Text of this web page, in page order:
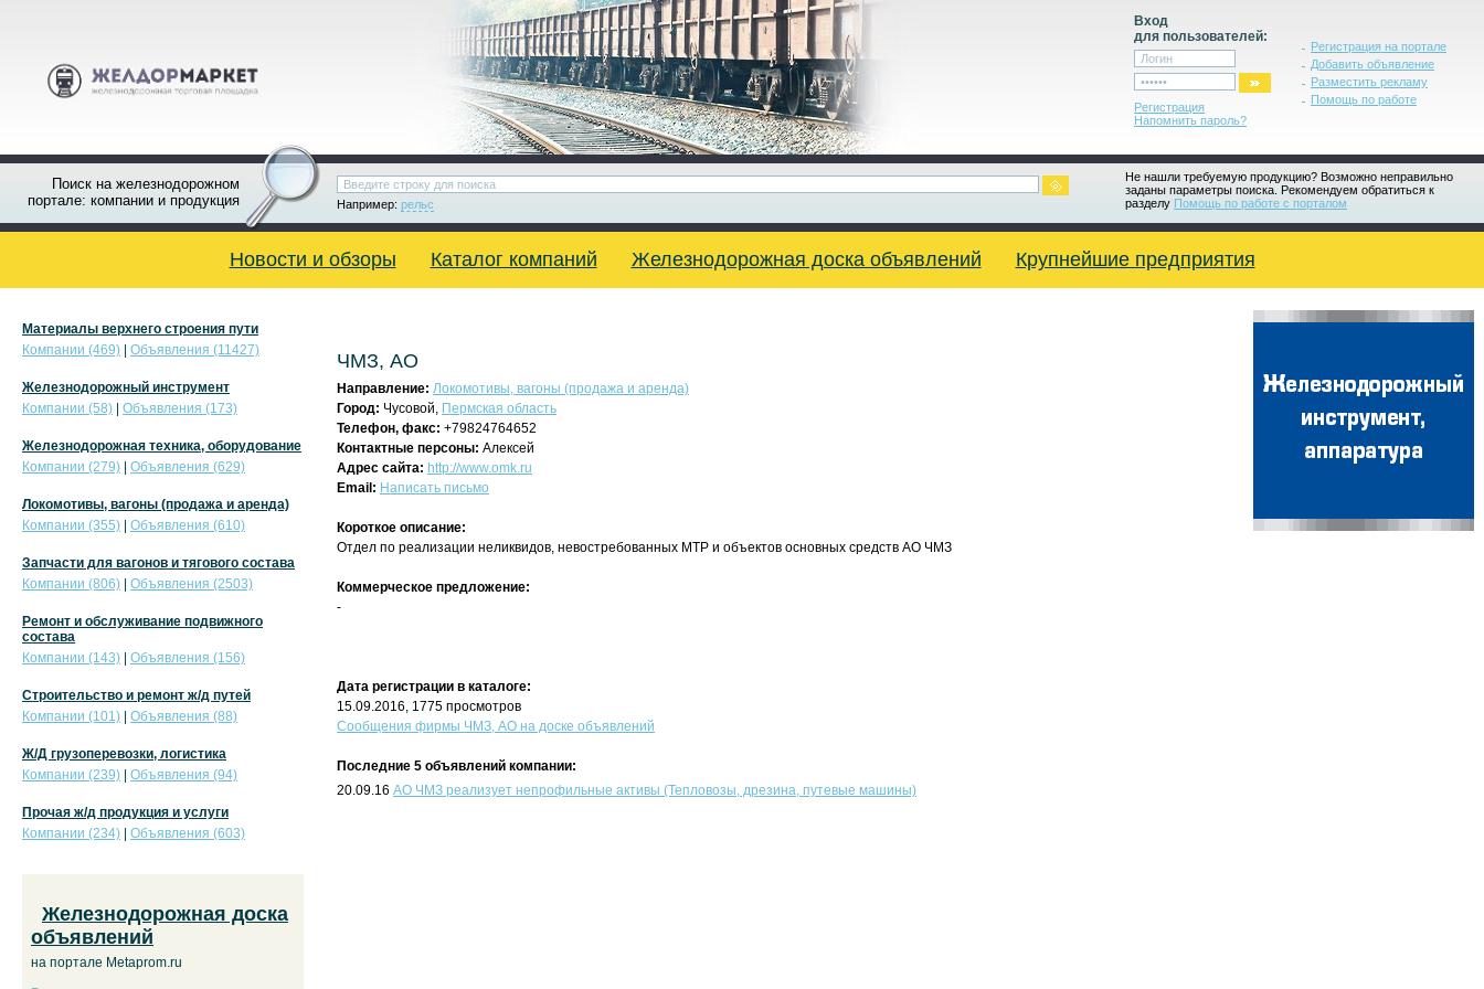
Вход
для пользователей:
Регистрация
Напомнить пароль?
Регистрация на портале
Добавить объявление
Разместить рекламу
Помощь по работе
Поиск на железнодорожном
портале: компании и продукция
Не нашли требуемую продукцию? Возможно неправильно
заданы параметры поиска. Рекомендуем обратиться к
разделу Помощь по работе с порталом
Например: рельс
Новости и обзоры Каталог компаний Железнодорожная доска объявлений Крупнейшие предприятия
ЧМЗ, АО
Направление: Локомотивы, вагоны (продажа и аренда)
Город: Чусовой, Пермская область
Телефон, факс: +79824764652
Контактные персоны: Алексей
Адрес сайта: http://www.omk.ru
Email: Написать письмо
Короткое описание:
Отдел по реализации неликвидов, невостребованных МТР и объектов основных средств АО ЧМЗ
Коммерческое предложение:
-
Дата регистрации в каталоге:
15.09.2016, 1775 просмотров
Сообщения фирмы ЧМЗ, АО на доске объявлений
Последние 5 объявлений компании:
20.09.16 АО ЧМЗ реализует непрофильные активы (Тепловозы, дрезина, путевые машины)
Материалы верхнего строения пути
Компании (469)
Объявления (11427)
Железнодорожный инструмент
Компании (58)
Объявления (173)
Железнодорожная техника, оборудование
Компании (279)
Объявления (629)
Локомотивы, вагоны (продажа и аренда)
Компании (355)
Объявления (610)
Запчасти для вагонов и тягового состава
Компании (806)
Объявления (2503)
Ремонт и обслуживание подвижного
состава
Компании (143)
Объявления (156)
Строительство и ремонт ж/д путей
Компании (101)
Объявления (88)
Ж/Д грузоперевозки, логистика
Компании (239)
Объявления (94)
Прочая ж/д продукция и услуги
Компании (234)
Объявления (603)
Железнодорожная доска
объявлений
на портале Metaprom.ru